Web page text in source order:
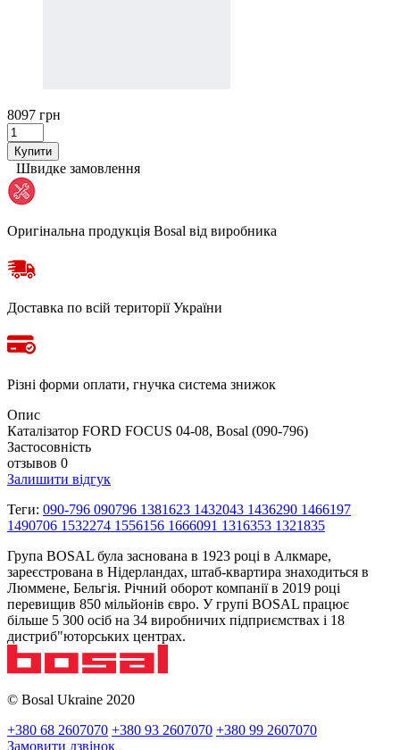
8097 грн
Купити
Швидке замовлення
Оригінальна продукція Bosal від виробника
Доставка по всій території України
Різні форми оплати, гнучка система знижок
Опис
Каталізатор FORD FOCUS 04-08, Bosal (090-796)
Застосовність
отзывов 0
Залишити відгук
Теги: 090-796 090796 1381623 1432043 1436290 1466197
1490706 1532274 1556156 1666091 1316353 1321835
Група BOSAL була заснована в 1923 році в Алкмаре,
зареєстрована в Нідерландах, штаб-квартира знаходиться в
Люммене, Бельгія. Річний оборот компанії в 2019 році
перевищив 850 мільйонів євро. У групі BOSAL працює
більше 5 300 осіб на 34 виробничих підприємствах і 18
дистриб"юторських центрах.
© Bosal Ukraine 2020
+380 68 2607070 +380 93 2607070 +380 99 2607070
Замовити дзвінок